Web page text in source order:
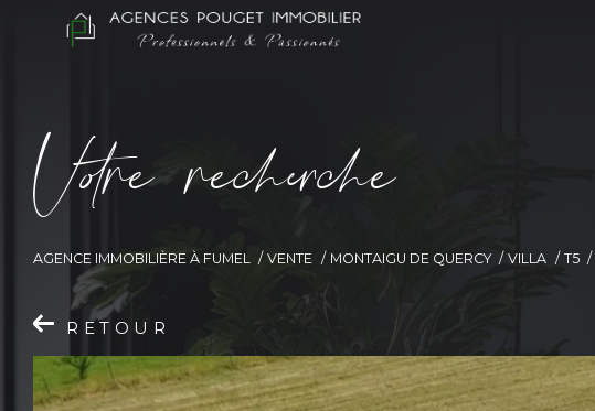
Vore recece
AGENCE IMMOBILIÈRE À FUMEL VENTE MONTAIGU DE QUERCY VILLA T5
RETOUR